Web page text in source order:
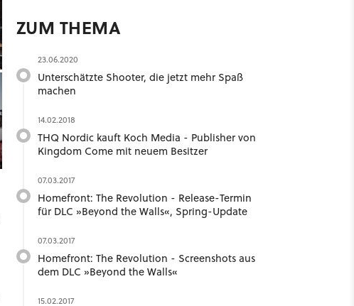
ZUM THEMA
23.06.2020
Unterschätzte Shooter, die jetzt mehr Spaß
machen
14.02.2018
THQ Nordic kauft Koch Media - Publisher von
Kingdom Come mit neuem Besitzer
07.03.2017
Homefront: The Revolution - Release-Termin
für DLC »Beyond the Walls«, Spring-Update
07.03.2017
Homefront: The Revolution - Screenshots aus
dem DLC »Beyond the Walls«
15.02.2017